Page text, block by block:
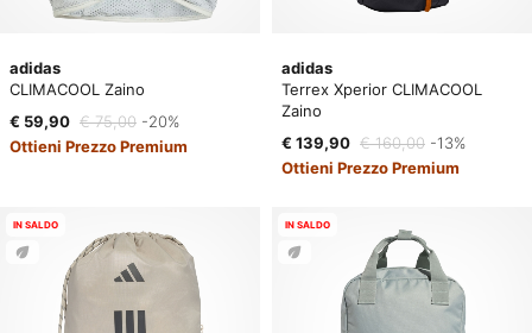
adidas
CLIMACOOL Zaino
€ 59,90 € 75,00 -20%
Ottieni Prezzo Premium
adidas
Terrex Xperior CLIMACOOL
Zaino
€ 139,90 € 160,00 -13%
Ottieni Prezzo Premium
IN SALDO IN SALDO